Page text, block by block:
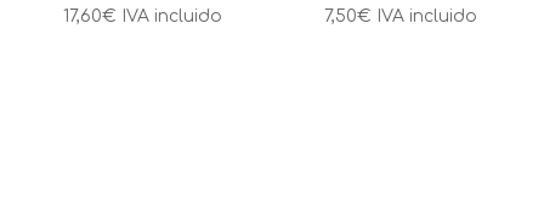
17,60€ IVA incluido 7,50€ IVA incluido